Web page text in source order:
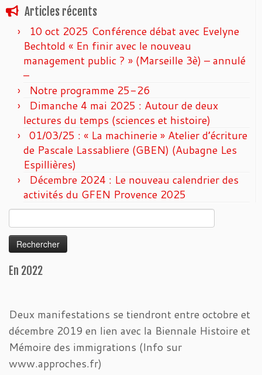
Articles récents
10 oct 2025 Conférence débat avec Evelyne
Bechtold « En finir avec le nouveau
management public ? » (Marseille 3è) – annulé
–
Notre programme 25-26
Dimanche 4 mai 2025 : Autour de deux
lectures du temps (sciences et histoire)
01/03/25 : « La machinerie » Atelier d’écriture
de Pascale Lassabliere (GBEN) (Aubagne Les
Espillières)
Décembre 2024 : Le nouveau calendrier des
activités du GFEN Provence 2025
En 2022
Deux manifestations se tiendront entre octobre et
décembre 2019 en lien avec la Biennale Histoire et
Mémoire des immigrations (Info sur
www.approches.fr)